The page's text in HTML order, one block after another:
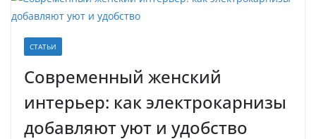
СТАТЬИ
Современный женский
интерьер: как электрокарнизы
добавляют уют и удобство